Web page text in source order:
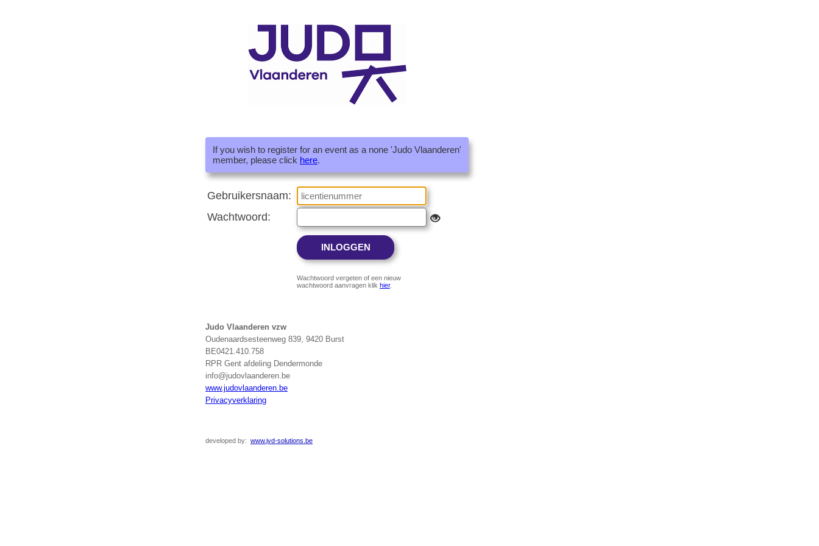
If you wish to register for an event as a none 'Judo Vlaanderen'
member, please click here.
Gebruikersnaam:
Wachtwoord:
Wachtwoord vergeten of een nieuw
wachtwoord aanvragen klik hier.
Judo Vlaanderen vzw
Oudenaardsesteenweg 839, 9420 Burst
BE0421.410.758
RPR Gent afdeling Dendermonde
info@judovlaanderen.be
www.judovlaanderen.be
Privacyverklaring
developed by: www.jvd-solutions.be